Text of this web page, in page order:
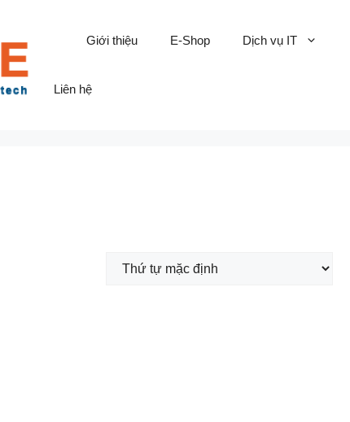
Giới thiệu E-Shop Dịch vụ IT
Liên hệ